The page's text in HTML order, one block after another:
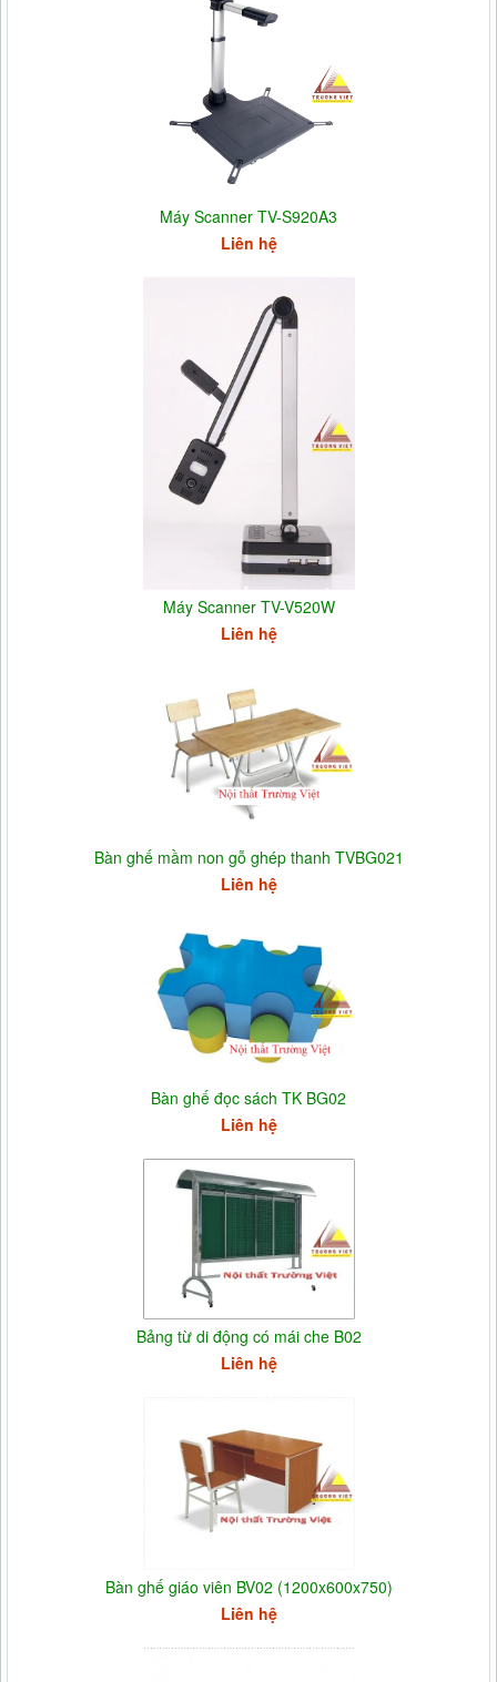
Máy Scanner TV-S920A3
Liên hệ
Máy Scanner TV-V520W
Liên hệ
Bàn ghế mầm non gỗ ghép thanh TVBG021
Liên hệ
Bàn ghế đọc sách TK BG02
Liên hệ
Bảng từ di động có mái che B02
Liên hệ
Bàn ghế giáo viên BV02 (1200x600x750)
Liên hệ